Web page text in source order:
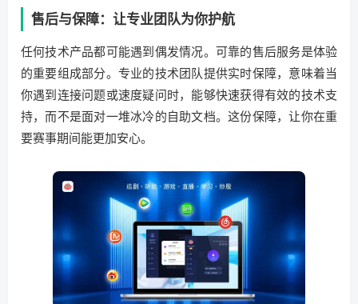
售后与保障：让专业团队为你护航
任何技术产品都可能遇到偶发情况。可靠的售后服务是体验
的重要组成部分。专业的技术团队提供实时保障，意味着当
你遇到连接问题或速度疑问时，能够快速获得有效的技术支
持，而不是面对一堆冰冷的自助文档。这份保障，让你在重
要赛事期间能更加安心。